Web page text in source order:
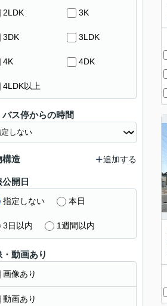
2LDK 3K
3DK 3LDK
4K 4DK
4LDK以上
バス停からの時間
構造 追加する
開日
指定しない 本日
3日以内 1週間以内
・動画あり
画像あり
動画あり